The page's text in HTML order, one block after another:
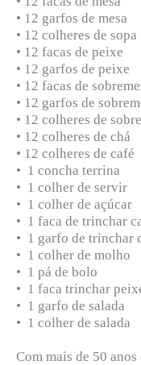
• 12 garfos de mesa
• 12 colheres de sopa
• 12 facas de peixe
• 12 garfos de peixe
• 12 facas de
• 12 garfos de
• 12 colheres de
• 12 colheres de chá
• 12 colheres de café
• 1 concha terrina
• 1 colher de servir
• 1 colher de açúcar
• 1 faca de trinchar
• 1 garfo de trinchar
• 1 colher de molho
• 1 pá de bolo
• 1 faca trinchar
• 1 garfo de salada
• 1 colher de salada
Com mais de 50